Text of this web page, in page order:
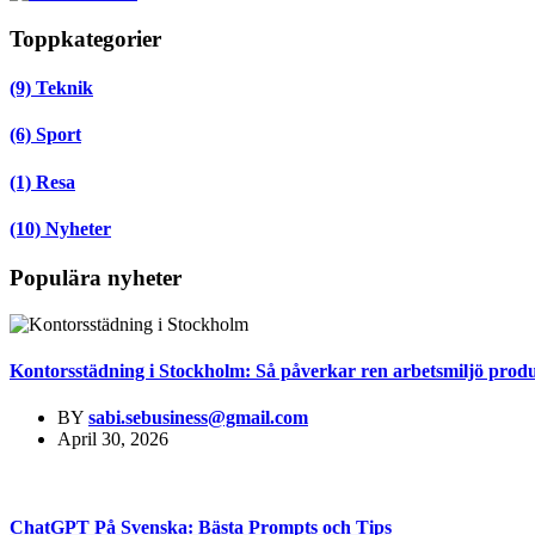
Toppkategorier
(9) Teknik
(6) Sport
(1) Resa
(10) Nyheter
Populära nyheter
Kontorsstädning i Stockholm: Så påverkar ren arbetsmiljö
BY sabi.sebusiness@gmail.com
April 30, 2026
ChatGPT På Svenska: Bästa Prompts och Tips